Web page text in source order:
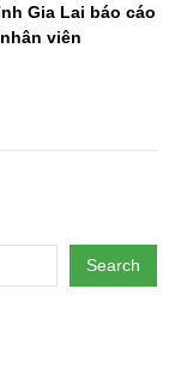
Gia Lai báo cáo
viên
Search